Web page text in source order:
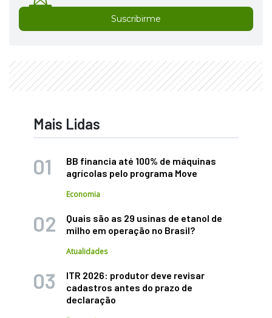
Suscribirme
Mais Lidas
BB financia até 100% de máquinas
agrícolas pelo programa Move
Economia
Quais são as 29 usinas de etanol de
milho em operação no Brasil?
Atualidades
ITR 2026: produtor deve revisar
cadastros antes do prazo de
declaração